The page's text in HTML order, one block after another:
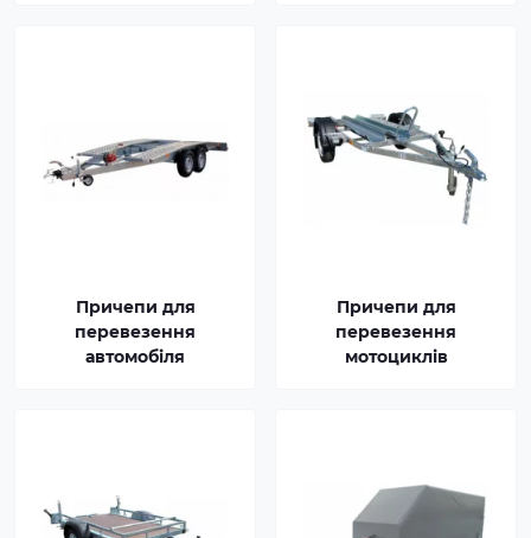
Причепи для
перевезення
автомобіля
Причепи для
перевезення
мотоциклів